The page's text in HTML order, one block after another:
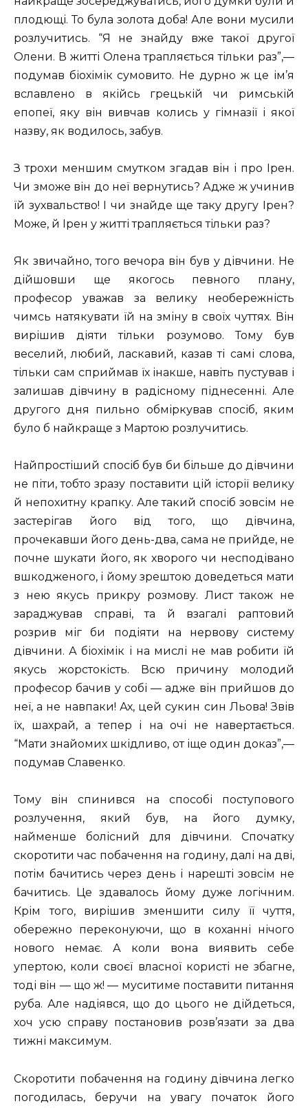
плодющі. То була золота доба! Але вони мусили
розлучитись. “Я не знайду вже такої другої
Олени. В житті Олена трапляється тільки раз”,—
подумав біохімік сумовито. Не дурно ж це ім’я
вславлено в якійсь грецькій чи римській
епопеї, яку він вивчав колись у гімназії і якої
назву, як водилось, забув.
З трохи меншим смутком згадав він і про Ірен.
Чи зможе він до неї вернутись? Адже ж учинив
їй зухвальство! І чи знайде ще таку другу Ірен?
Може, й Ірен у житті трапляється тільки раз?
Як звичайно, того вечора він був у дівчини. Не
дійшовши ще якогось певного плану,
професор уважав за велику необережність
чимсь натякувати їй на зміну в своїх чуттях. Він
вирішив діяти тільки розумово. Тому був
веселий, любий, ласкавий, казав ті самі слова,
тільки сам сприймав їх інакше, навіть пустував і
залишав дівчину в радісному піднесенні. Але
другого дня пильно обміркував спосіб, яким
було б найкраще з Мартою розлучитись.
Найпростіший спосіб був би більше до дівчини
не піти, тобто зразу поставити цій історії велику
й непохитну крапку. Але такий спосіб зовсім не
застерігав його від того, що дівчина,
прочекавши його день-два, сама не прийде, не
почне шукати його, як хворого чи несподівано
вшкодженого, і йому зрештою доведеться мати
з нею якусь прикру розмову. Лист також не
зараджував справі, та й взагалі раптовий
розрив міг би подіяти на нервову систему
дівчини. А біохімік і на мислі не мав робити їй
якусь жорстокість. Всю причину молодий
професор бачив у собі — адже він прийшов до
неї, а не навпаки! Ах, цей сукин син Льова! Звів
їх, шахрай, а тепер і на очі не навертається.
“Мати знайомих шкідливо, от іще один доказ”,—
подумав Славенко.
Тому він спинився на способі поступового
розлучення, який був, на його думку,
найменше болісний для дівчини. Спочатку
скоротити час побачення на годину, далі на дві,
потім бачитись через день і нарешті зовсім не
бачитись. Це здавалось йому дуже логічним.
Крім того, вирішив зменшити силу її чуття,
обережно переконуючи, що в коханні нічого
нового немає. А коли вона виявить себе
упертою, коли своєї власної користі не збагне,
тоді він — що ж! — муситиме поставити питання
руба. Але надіявся, що до цього не дійдеться,
хоч усю справу постановив розв’язати за два
тижні максимум.
Скоротити побачення на годину дівчина легко
погодилась, беручи на увагу початок його